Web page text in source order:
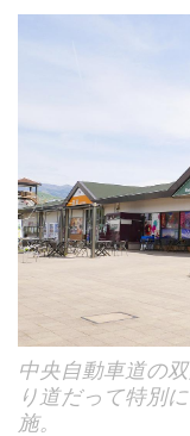
中央自動車道の
り道だって特別
施。